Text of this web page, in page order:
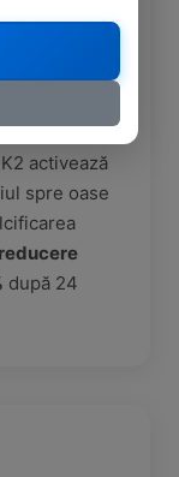
D3 crește
activează
spre oase
reducere
după 24